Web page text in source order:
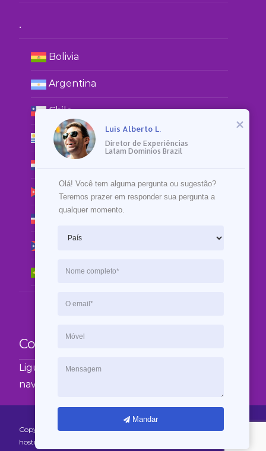
.
Bolivia
Argentina
Chile
Uruguay
Cuba
República Dominicana
Brasil
Contato
Ligue-nos GRATUITAMENTE a partir do seu
navegador!
Copyright © Latam Dominios 2021 - Todo comienza con un
hosting y un dominio.
Olá! Você tem alguma pergunta ou sugestão?
Teremos prazer em responder sua pergunta a
qualquer momento.
Mandar
Luis Alberto L.
Diretor de Experiências
Latam Dominios Brazil